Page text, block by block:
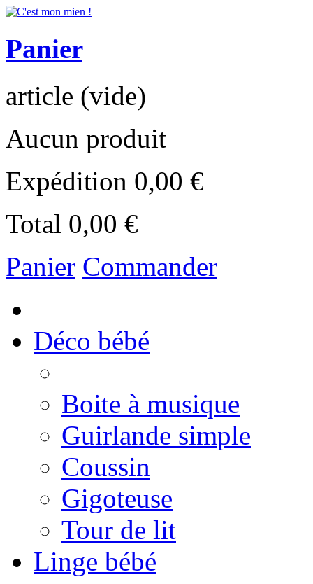
Panier
article (vide)
Aucun produit
Expédition 0,00 €
Total 0,00 €
Panier Commander
Déco bébé
Boite à musique
Guirlande simple
Coussin
Gigoteuse
Tour de lit
Linge bébé